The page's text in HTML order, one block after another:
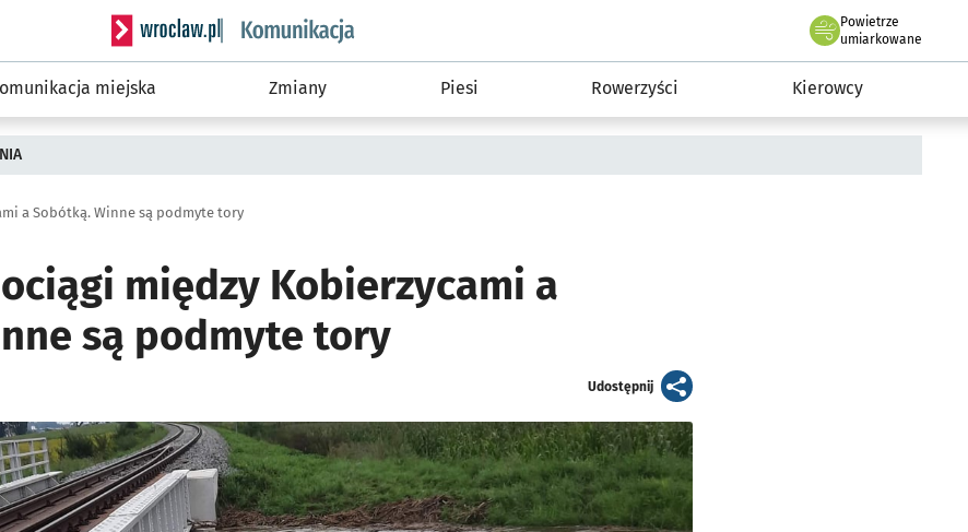
Serwis informacyjny wroclaw.pl podserwis: Komunikacja
Powietrze
we Wrocławiu
umiarkowane
miejska Zmiany Piesi Rowerzyści Kierowcy
a Sobótką. Winne są podmyte tory
między Kobierzycami a
są podmyte tory
Udostępnijartykuł